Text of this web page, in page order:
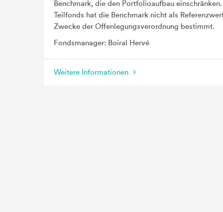
Benchmark, die den Portfolioaufbau
Teilfonds hat die Benchmark nicht als
Zwecke der Offenlegungsverordnung bestimmt.
Fondsmanager: Boiral Hervé
Weitere Informationen